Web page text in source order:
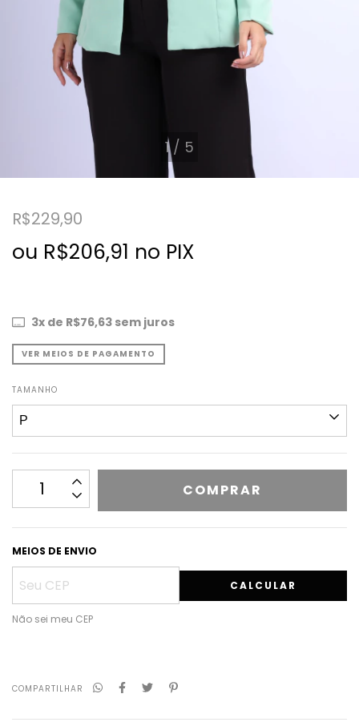
1/ 5
R$229,90
ou R$206,91 no PIX
3x de R$76,63sem juros
VER MEIOS DE PAGAMENTO
TAMANHO
MEIOS DE ENVIO
CALCULAR
Não sei meu CEP
COMPARTILHAR